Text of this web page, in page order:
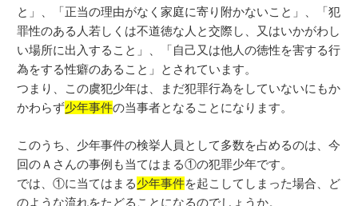
と」、「正当の理由がなく家庭に寄り附かないこと」、「犯
罪性のある人若しくは不道徳な人と交際し、又はいかがわし
い場所に出入すること」、「自己又は他人の徳性を害する行
為をする性癖のあること」とされています。
つまり、この虞犯少年は、まだ犯罪行為をしていないにもか
かわらず少年事件の当事者となることになります。
このうち、少年事件の検挙人員として多数を占めるのは、今
回のＡさんの事例も当てはまる①の犯罪少年です。
では、①に当てはまる少年事件を起こしてしまった場合、ど
のような流れをたどることになるのでしょうか。